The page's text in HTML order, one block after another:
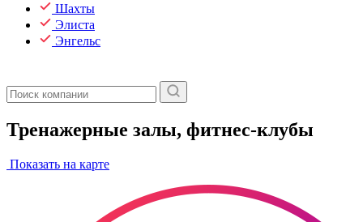
Шахты
Элиста
Энгельс
Тренажерные залы, фитнес-клубы
Показать на карте